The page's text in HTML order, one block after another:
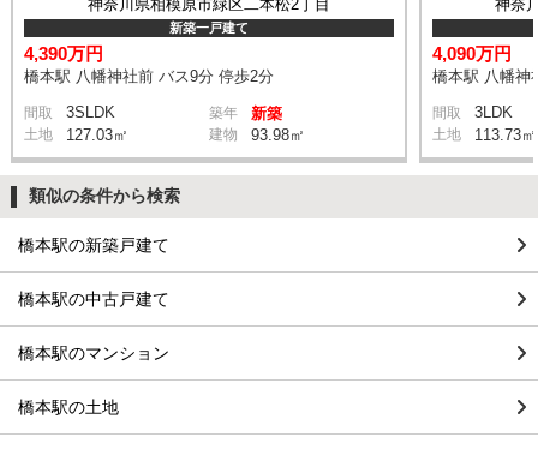
神奈川県相模原市緑区二本松2丁目
新築一戸建て
4,390万円
橋本駅 八幡神社前 バス9分 停歩2分
間取 3SLDK 築年 新築
土地 127.03㎡ 建物 93.98㎡
神奈
4,090万円
橋本駅 八幡神
間取 3LDK
土地 113.73㎡
類似の条件から検索
橋本駅の新築戸建て
橋本駅の中古戸建て
橋本駅のマンション
橋本駅の土地